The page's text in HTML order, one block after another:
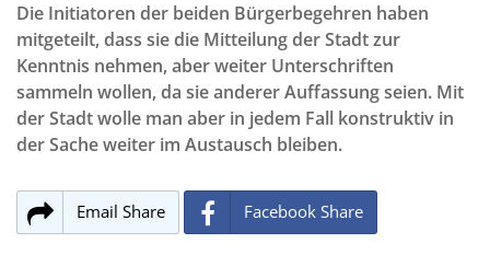
Die Initiatoren der beiden Bürgerbegehren haben
mitgeteilt, dass sie die Mitteilung der Stadt zur
Kenntnis nehmen, aber weiter Unterschriften
sammeln wollen, da sie anderer Auffassung seien. Mit
der Stadt wolle man aber in jedem Fall konstruktiv in
der Sache weiter im Austausch bleiben.
Email Share Facebook Share